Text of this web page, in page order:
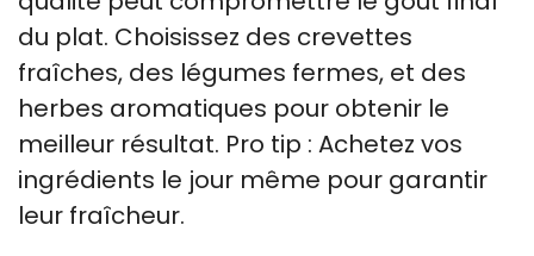
du plat. Choisissez des crevettes
fraîches, des légumes fermes, et des
herbes aromatiques pour obtenir le
meilleur résultat. Pro tip : Achetez vos
ingrédients le jour même pour garantir
leur fraîcheur.